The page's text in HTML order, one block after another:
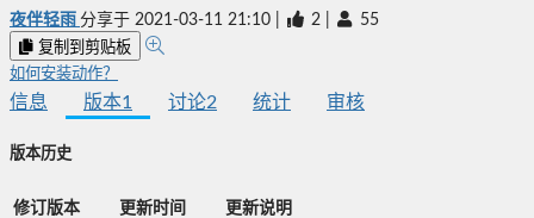
夜伴轻雨 分享于 2021-03-11 21:10 2 55
复制到剪贴板
如何安装动作？
信息 版本1 讨论2 统计 审核
版本历史
修订版本 更新时间
更新说明